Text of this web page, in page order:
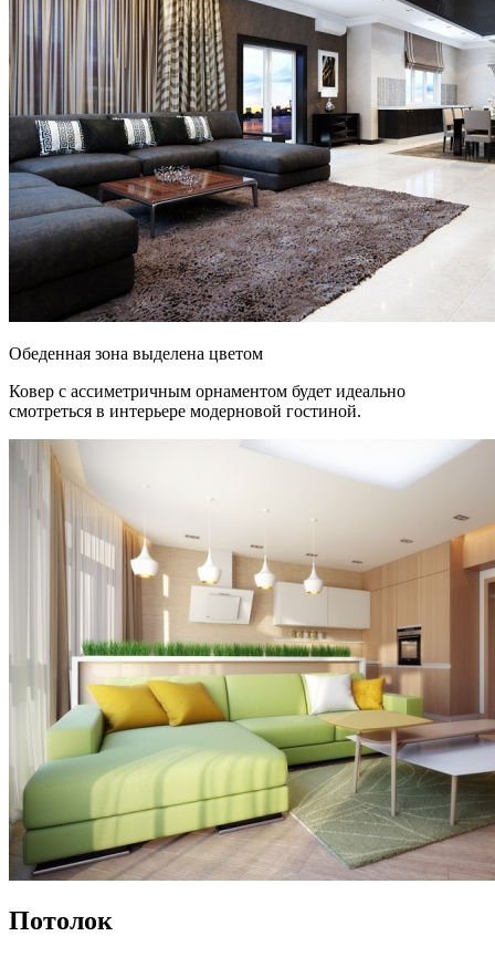
Обеденная зона выделена цветом
Ковер с ассиметричным орнаментом будет идеально
смотреться в интерьере модерновой гостиной.
Потолок